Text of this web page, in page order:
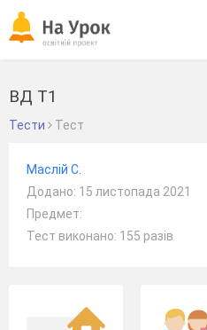
ВД Т1
Тести Тест
Маслій C.
Додано: 15 листопада 2021
Предмет:
Тест виконано: 155 разів